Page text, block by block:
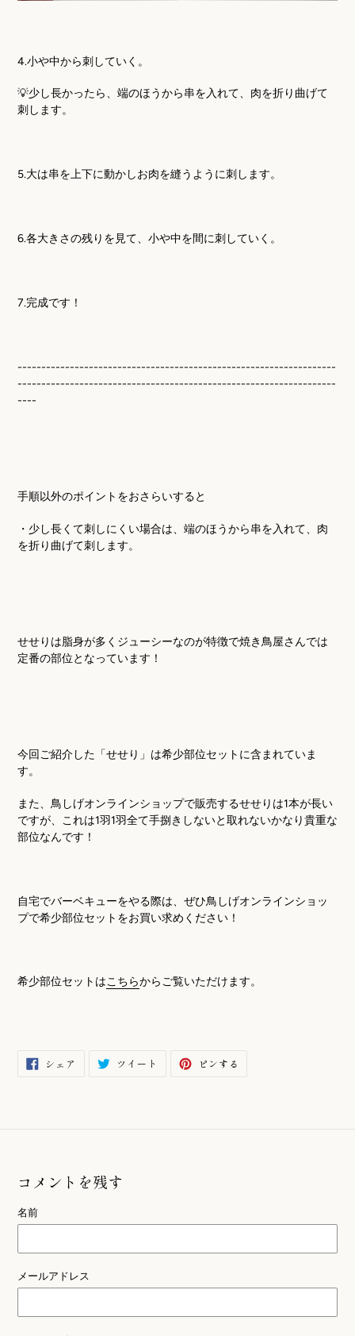
4.小や中から刺していく。
💡少し長かったら、端のほうから串を入れて、肉を折り曲げて
刺します。
5.大は串を上下に動かしお肉を縫うように刺します。
6.各大きさの残りを見て、小や中を間に刺していく。
7.完成です！
-------------------------------------------------------------------
-------------------------------------------------------------------
----
手順以外のポイントをおさらいすると
・少し長くて刺しにくい場合は、端のほうから串を入れて、肉
を折り曲げて刺します。
せせりは脂身が多くジューシーなのが特徴で焼き鳥屋さんでは
定番の部位となっています！
今回ご紹介した「せせり」は希少部位セットに含まれていま
す。
また、鳥しげオンラインショップで販売するせせりは1本が長い
ですが、これは1羽1羽全て手捌きしないと取れないかなり貴重な
部位なんです！
自宅でバーベキューをやる際は、ぜひ鳥しげオンラインショッ
プで希少部位セットをお買い求めください！
希少部位セットはこちらからご覧いただけます。
シェア FACEBOOK
ツイート TWITTERピンする
コメントを残す
名前
メールアドレス